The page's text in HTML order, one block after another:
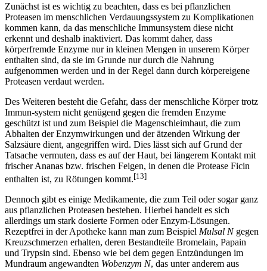
Zunächst ist es wichtig zu beachten, dass es bei pflanzlichen
Proteasen im menschlichen Verdauungssystem zu Komplikationen
kommen kann, da das menschliche Immunsystem diese nicht
erkennt und deshalb inaktiviert. Das kommt daher, dass
körperfremde Enzyme nur in kleinen Mengen in unserem Körper
enthalten sind, da sie im Grunde nur durch die Nahrung
aufgenommen werden und in der Regel dann durch körpereigene
Proteasen verdaut werden.
Des Weiteren besteht die Gefahr, dass der menschliche Körper trotz
Immun-system nicht genügend gegen die fremden Enzyme
geschützt ist und zum Beispiel die Magenschleimhaut, die zum
Abhalten der Enzymwirkungen und der ätzenden Wirkung der
Salzsäure dient, angegriffen wird. Dies lässt sich auf Grund der
Tatsache vermuten, dass es auf der Haut, bei längerem Kontakt mit
frischer Ananas bzw. frischen Feigen, in denen die Protease Ficin
enthalten ist, zu Rötungen kommt.[13]
Dennoch gibt es einige Medikamente, die zum Teil oder sogar ganz
aus pflanzlichen Proteasen bestehen. Hierbei handelt es sich
allerdings um stark dosierte Formen oder Enzym-Lösungen.
Rezeptfrei in der Apotheke kann man zum Beispiel Mulsal Ngegen
Kreuzschmerzen erhalten, deren Bestandteile Bromelain, Papain
und Trypsin sind. Ebenso wie bei dem gegen Entzündungen im
Mundraum angewandten Wobenzym N, das unter anderem aus